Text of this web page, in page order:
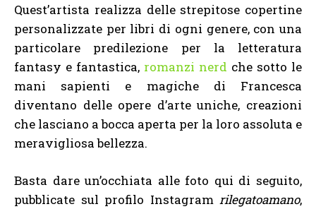
Quest’artista realizza delle strepitose copertine
personalizzate per libri di ogni genere, con una
particolare predilezione per la letteratura
fantasy e fantastica, romanzi nerd che sotto le
mani sapienti e magiche di Francesca
diventano delle opere d’arte uniche, creazioni
che lasciano a bocca aperta per la loro assoluta e
meravigliosa bellezza.
Basta dare un’occhiata alle foto qui di seguito,
pubblicate sul profilo Instagram rilegatoamano,